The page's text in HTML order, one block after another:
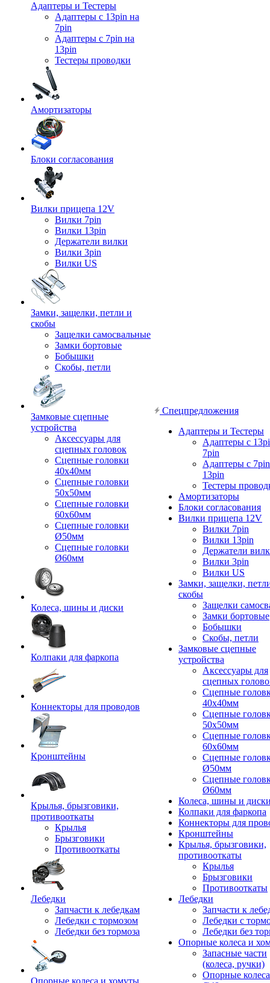
Адаптеры и Тестеры
Адаптеры с 13pin на
7pin
Адаптеры с 7pin на
13pin
Тестеры проводки
Амортизаторы
Блоки согласования
Вилки прицепа 12V
Вилки 7pin
Вилки 13pin
Держатели вилки
Вилки 3pin
Вилки US
Замки, защелки, петли и
скобы
Защелки самосвальные
Замки бортовые
Бобышки
Скобы, петли
Замковые сцепные
устройства
Аксессуары для
сцепных головок
Сцепные головки
40x40мм
Сцепные головки
50x50мм
Сцепные головки
60x60мм
Сцепные головки
Ø50мм
Сцепные головки
Ø60мм
Колеса, шины и диски
Колпаки для фаркопа
Коннекторы для проводов
Кронштейны
Крылья, брызговики,
противооткаты
Крылья
Брызговики
Противооткаты
Лебедки
Запчасти к лебедкам
Лебедки с тормозом
Лебедки без тормоза
Опорные колеса и хомуты
Спецпредложения
Адаптеры и Тестеры
Адаптеры с
7pin
Адаптеры с
13pin
Тестеры
Амортизаторы
Блоки согласования
Вилки прицепа 12V
Вилки 7pin
Вилки 13pin
Держатели
Вилки 3pin
Вилки US
Замки, защелки,
скобы
Защелки
Замки бортовые
Бобышки
Скобы, петли
Замковые сцепные
устройства
Аксессуары для
сцепных
Сцепные
40x40мм
Сцепные
50x50мм
Сцепные
60x60мм
Сцепные
Ø50мм
Сцепные
Ø60мм
Колеса, шины и
Колпаки для фаркопа
Коннекторы для
Кронштейны
Крылья, брызговики,
противооткаты
Крылья
Брызговики
Противооткаты
Лебедки
Запчасти к
Лебедки с
Лебедки без
Опорные колеса и
Запасные части
(колеса, ручки)
Опорные колеса